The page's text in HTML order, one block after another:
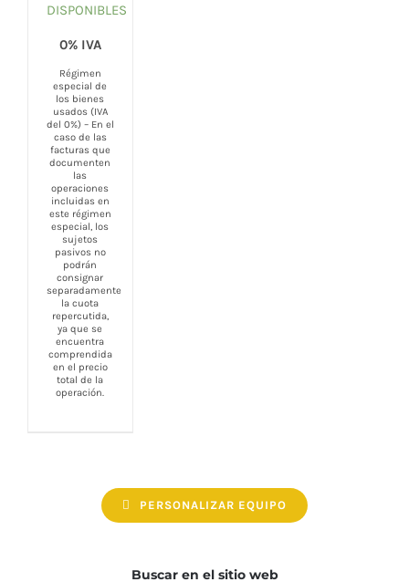
DISPONIBLES
0% IVA
Régimen
especial de
los bienes
usados (IVA
del 0%) – En el
caso de las
facturas que
documenten
las
operaciones
incluidas en
este régimen
especial, los
sujetos
pasivos no
podrán
consignar
separadamente
la cuota
repercutida,
ya que se
encuentra
comprendida
en el precio
total de la
operación.
PERSONALIZAR EQUIPO
Buscar en el sitio web